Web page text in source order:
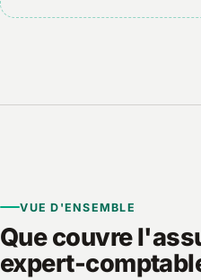
VUE D'ENSEMBLE
Que couvre
expert-